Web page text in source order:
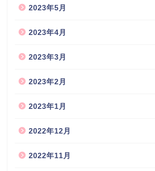
2023年5月
2023年4月
2023年3月
2023年2月
2023年1月
2022年12月
2022年11月